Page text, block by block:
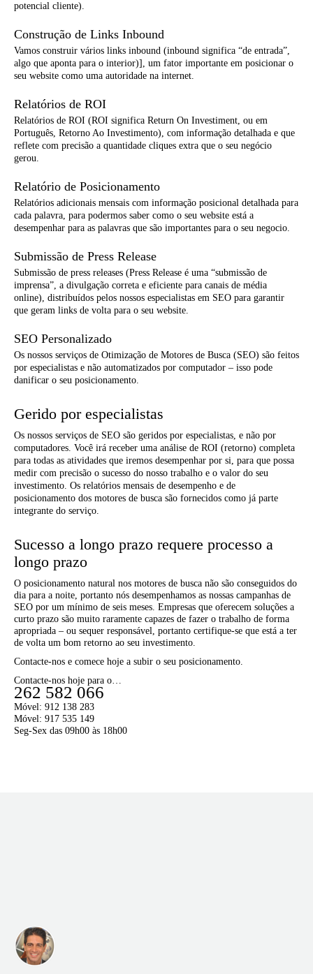
potencial cliente).
Construção de Links Inbound
Vamos construir vários links inbound (inbound significa “de entrada”,
algo que aponta para o interior)], um fator importante em posicionar o
seu website como uma autoridade na internet.
Relatórios de ROI
Relatórios de ROI (ROI significa Return On Investiment, ou em
Português, Retorno Ao Investimento), com informação detalhada e que
reflete com precisão a quantidade cliques extra que o seu negócio
gerou.
Relatório de Posicionamento
Relatórios adicionais mensais com informação posicional detalhada para
cada palavra, para podermos saber como o seu website está a
desempenhar para as palavras que são importantes para o seu negocio.
Submissão de Press Release
Submissão de press releases (Press Release é uma “submissão de
imprensa”, a divulgação correta e eficiente para canais de média
online), distribuídos pelos nossos especialistas em SEO para garantir
que geram links de volta para o seu website.
SEO Personalizado
Os nossos serviços de Otimização de Motores de Busca (SEO) são feitos
por especialistas e não automatizados por computador – isso pode
danificar o seu posicionamento.
Gerido por especialistas
Os nossos serviços de SEO são geridos por especialistas, e não por
computadores. Você irá receber uma análise de ROI (retorno) completa
para todas as atividades que iremos desempenhar por si, para que possa
medir com precisão o sucesso do nosso trabalho e o valor do seu
investimento. Os relatórios mensais de desempenho e de
posicionamento dos motores de busca são fornecidos como já parte
integrante do serviço.
Sucesso a longo prazo requere processo a
longo prazo
O posicionamento natural nos motores de busca não são conseguidos do
dia para a noite, portanto nós desempenhamos as nossas campanhas de
SEO por um mínimo de seis meses. Empresas que oferecem soluções a
curto prazo são muito raramente capazes de fazer o trabalho de forma
apropriada – ou sequer responsável, portanto certifique-se que está a ter
de volta um bom retorno ao seu investimento.
Contacte-nos e comece hoje a subir o seu posicionamento.
Contacte-nos hoje para o…
262 582 066
Móvel: 912 138 283
Móvel: 917 535 149
Seg-Sex das 09h00 às 18h00